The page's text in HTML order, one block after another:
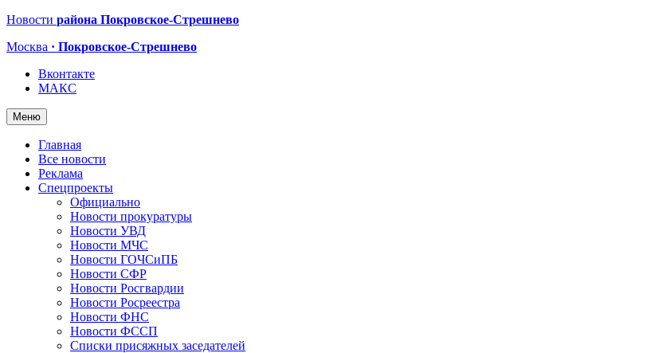
Новости района Покровское-Стрешнево
Москва · Покровское-Стрешнево
Вконтакте
МАКС
Меню
Главная
Все новости
Реклама
Спецпроекты
Официально
Новости прокуратуры
Новости УВД
Новости МЧС
Новости ГОЧСиПБ
Новости СФР
Новости Росгвардии
Новости Росреестра
Новости ФНС
Новости ФССП
Списки присяжных заседателей